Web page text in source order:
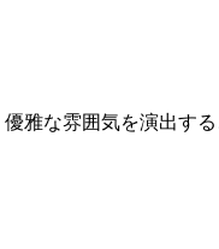
雅な雰囲気を演出する